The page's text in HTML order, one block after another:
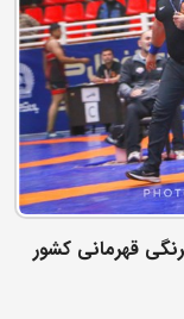
قهرمانی کشور